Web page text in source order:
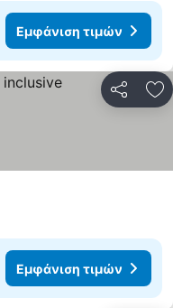
Εμφάνιση τιμών
Εμφάνιση τιμών